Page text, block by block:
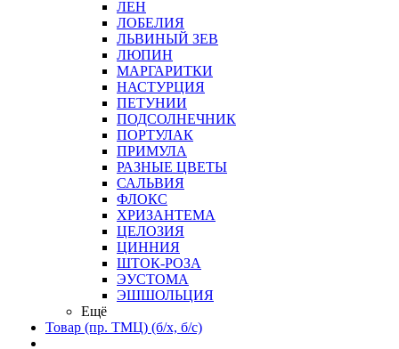
ЛЕН
ЛОБЕЛИЯ
ЛЬВИНЫЙ ЗЕВ
ЛЮПИН
МАРГАРИТКИ
НАСТУРЦИЯ
ПЕТУНИИ
ПОДСОЛНЕЧНИК
ПОРТУЛАК
ПРИМУЛА
РАЗНЫЕ ЦВЕТЫ
САЛЬВИЯ
ФЛОКС
ХРИЗАНТЕМА
ЦЕЛОЗИЯ
ЦИННИЯ
ШТОК-РОЗА
ЭУСТОМА
ЭШШОЛЬЦИЯ
Ещё
Товар (пр. ТМЦ) (б/х, б/с)